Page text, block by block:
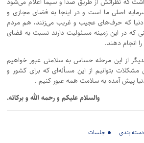
سرمایه اصلی ما است و در اینجا به فضای مجازی و
دنیا که حرف‌های عجیب و غریب می‌زنند، هم مردم
که در این زمینه مسئولیت دارند نسبت به فضای
انجام دهند.
از این مرحله حساس به سلامتی عبور خواهیم
مشکلات بتوانیم از این مسأله‌ای که برای کشور و
پیش آمده به سلامت همه عبور کنیم .
والسلام علیکم و رحمه الله و برکاته.
دسته بندی جلسات